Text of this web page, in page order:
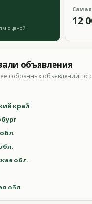
с ценой
12
объявления
собранных объявлений по
край
обл.
обл.